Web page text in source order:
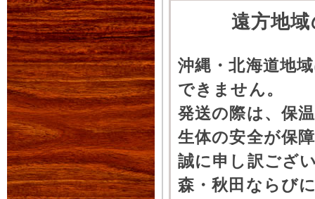
遠方地
沖縄・北海道地
できません。
発送の際は、保
生体の安全が保
誠に申し訳ござ
森・秋田ならび